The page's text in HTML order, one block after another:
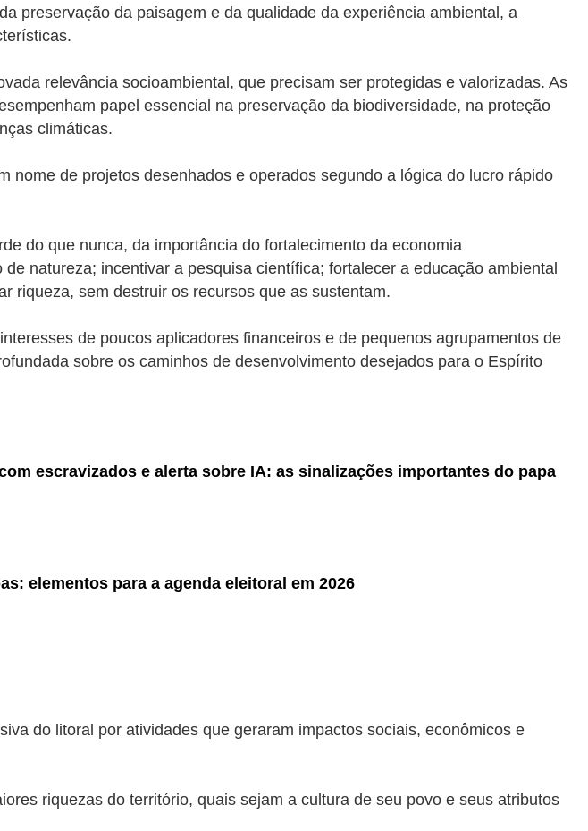
preservação da paisagem e da qualidade da experiência ambiental, a
relevância socioambiental, que precisam ser protegidas e valorizadas. As
papel essencial na preservação da biodiversidade, na proteção
climáticas.
de projetos desenhados e operados segundo a lógica do lucro rápido
do que nunca, da importância do fortalecimento da economia
natureza; incentivar a pesquisa científica; fortalecer a educação ambiental
riqueza, sem destruir os recursos que as sustentam.
de poucos aplicadores financeiros e de pequenos agrupamentos de
sobre os caminhos de desenvolvimento desejados para o Espírito
escravizados e alerta sobre IA: as sinalizações importantes do papa
elementos para a agenda eleitoral em 2026
do litoral por atividades que geraram impactos sociais, econômicos e
riquezas do território, quais sejam a cultura de seu povo e seus atributos